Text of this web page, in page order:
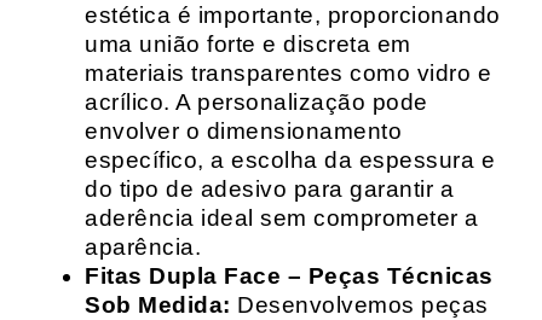
estética é importante, proporcionando
uma união forte e discreta em
materiais transparentes como vidro e
acrílico. A personalização pode
envolver o dimensionamento
específico, a escolha da espessura e
do tipo de adesivo para garantir a
aderência ideal sem comprometer a
aparência.
Fitas Dupla Face – Peças Técnicas
Sob Medida: Desenvolvemos peças